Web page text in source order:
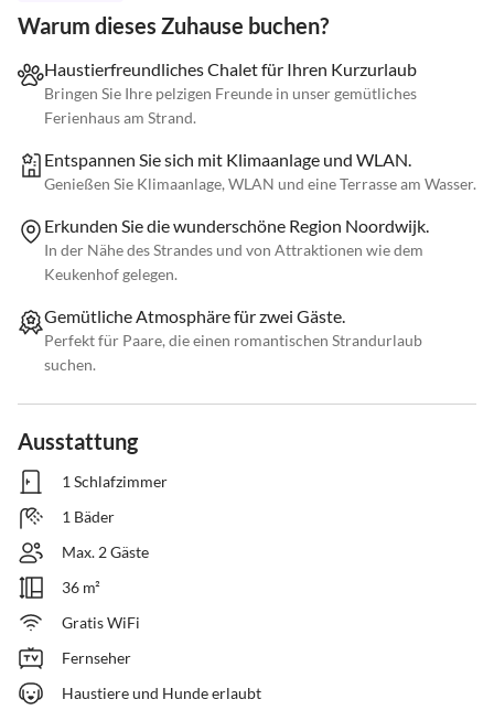
Warum dieses Zuhause buchen?
Haustierfreundliches Chalet für Ihren Kurzurlaub
Bringen Sie Ihre pelzigen Freunde in unser gemütliches
Ferienhaus am Strand.
Entspannen Sie sich mit Klimaanlage und WLAN.
Genießen Sie Klimaanlage, WLAN und eine Terrasse am Wasser.
Erkunden Sie die wunderschöne Region Noordwijk.
In der Nähe des Strandes und von Attraktionen wie dem
Keukenhof gelegen.
Gemütliche Atmosphäre für zwei Gäste.
Perfekt für Paare, die einen romantischen Strandurlaub
suchen.
Ausstattung
1 Schlafzimmer
1 Bäder
Max. 2 Gäste
36 m²
Gratis WiFi
Fernseher
Haustiere und Hunde erlaubt